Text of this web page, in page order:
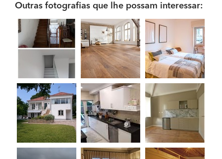
Outras fotografias que lhe possam interessar: